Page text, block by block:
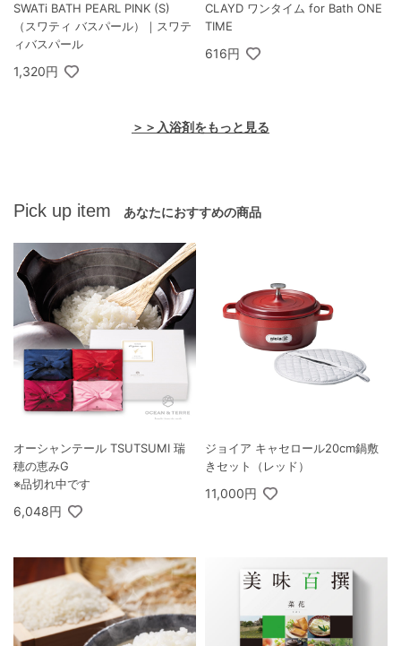
SWATi BATH PEARL PINK (S)
（スワティ バスパール）｜スワテ
ィバスパール
1,320円
CLAYD ワンタイム for Bath ONE
TIME
616円
＞＞入浴剤をもっと見る
Pick up item あなたにおすすめの商品
オーシャンテール TSUTSUMI 瑞
穂の恵みG
※品切れ中です
6,048円
ジョイア キャセロール20cm鍋敷
きセット（レッド）
11,000円